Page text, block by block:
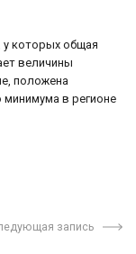
которых общая
величины
положена
минимума в регионе
запись